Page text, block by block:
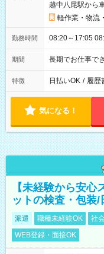
越中八尾駅から
軽作業・物流
勤務時間 08:20～17:05
期間 長期でお仕事で
特徴 日払いOK / 履歴
気になる！
【未経験から安
ットの検査・包装/
派遣 職種未経験OK 社
WEB登録・面接OK